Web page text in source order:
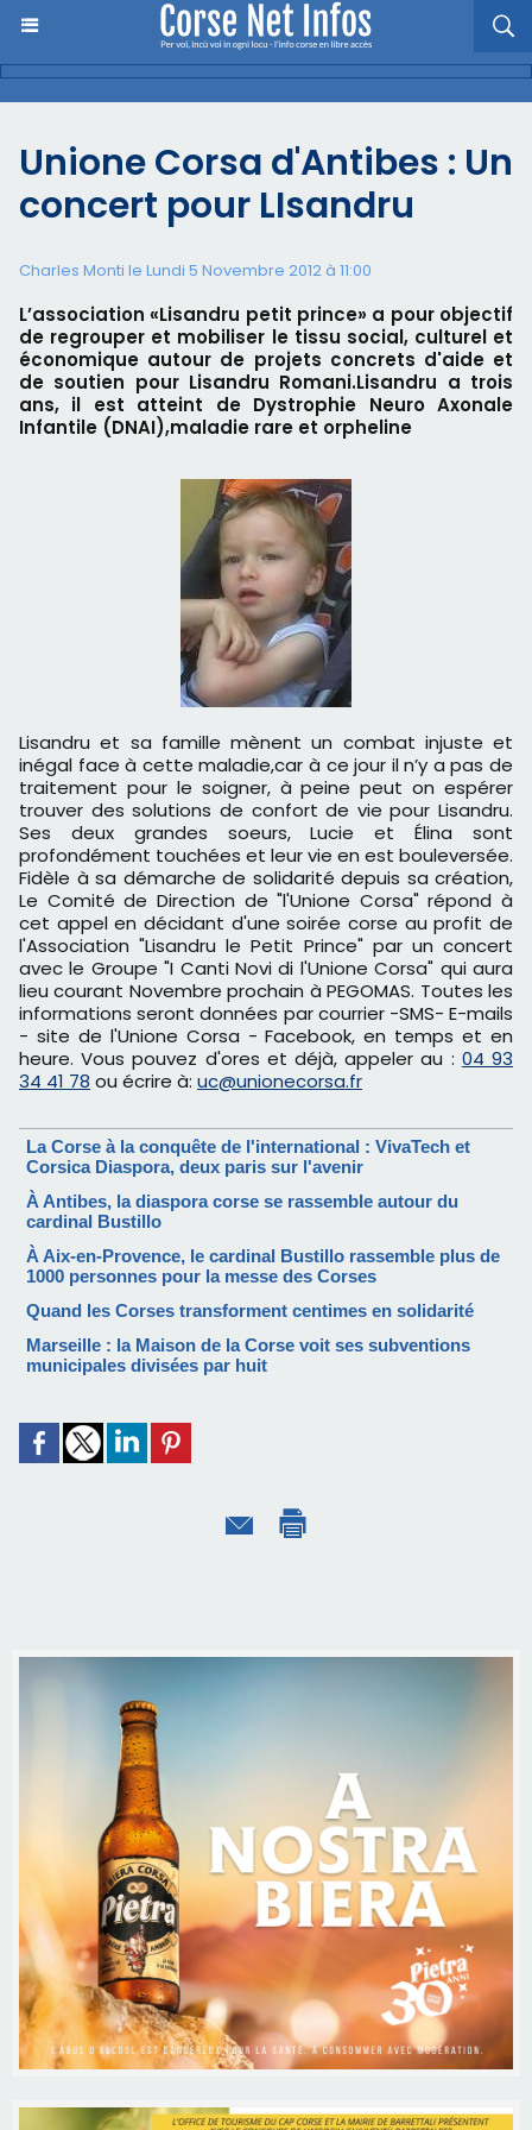
Unione Corsa d'Antibes : Un
concert pour LIsandru
Charles Monti le Lundi 5 Novembre 2012 à 11:00
L’association «Lisandru petit prince» a pour objectif
de regrouper et mobiliser le tissu social, culturel et
économique autour de projets concrets d'aide et
de soutien pour Lisandru Romani.Lisandru a trois
ans, il est atteint de Dystrophie Neuro Axonale
Infantile (DNAI),maladie rare et orpheline
Lisandru et sa famille mènent un combat injuste et
inégal face à cette maladie,car à ce jour il n’y a pas de
traitement pour le soigner, à peine peut on espérer
trouver des solutions de confort de vie pour Lisandru.
Ses deux grandes soeurs, Lucie et Élina sont
profondément touchées et leur vie en est bouleversée.
Fidèle à sa démarche de solidarité depuis sa création,
Le Comité de Direction de "l'Unione Corsa" répond à
cet appel en décidant d'une soirée corse au profit de
l'Association "Lisandru le Petit Prince" par un concert
avec le Groupe "I Canti Novi di l'Unione Corsa" qui aura
lieu courant Novembre prochain à PEGOMAS. Toutes les
informations seront données par courrier -SMS- E-mails
- site de l'Unione Corsa - Facebook, en temps et en
heure. Vous pouvez d'ores et déjà, appeler au : 04 93
34 41 78 ou écrire à: uc@unionecorsa.fr
La Corse à la conquête de l'international : VivaTech et
Corsica Diaspora, deux paris sur l'avenir
À Antibes, la diaspora corse se rassemble autour du
cardinal Bustillo
À Aix-en-Provence, le cardinal Bustillo rassemble plus de
1000 personnes pour la messe des Corses
Quand les Corses transforment centimes en solidarité
Marseille : la Maison de la Corse voit ses subventions
municipales divisées par huit